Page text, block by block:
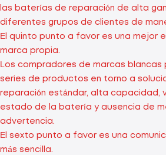
las baterías de reparación de alta
diferentes grupos de clientes de
El quinto punto a favor es una mejor
marca propia.
Los compradores de marcas blancas
series de productos en torno a
reparación estándar, alta capacidad,
estado de la batería y ausencia de
advertencia.
El sexto punto a favor es una
más sencilla.